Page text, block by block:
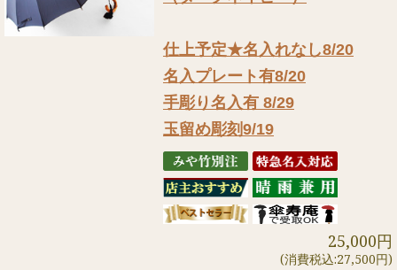
仕上予定★名入れなし8/20
名入プレート有8/20
手彫り名入有 8/29
玉留め彫刻9/19
25,000円
(消費税込:27,500円)